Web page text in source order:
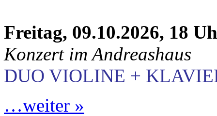
Freitag, 09.10.2026, 18
Konzert im Andreashaus
DUO VIOLINE +
…weiter »